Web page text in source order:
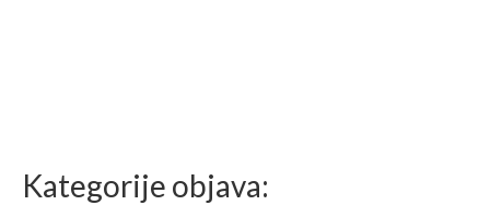
Kategorije objava: